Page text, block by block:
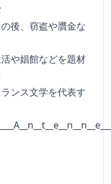
後、窃盗や贋金な
や娼館などを題材
ンス文学を代表す